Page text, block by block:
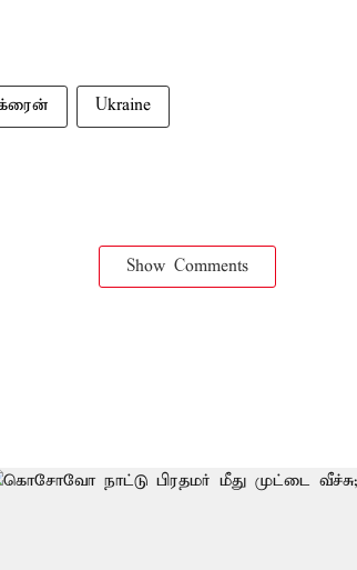
Ukraine
Show Comments